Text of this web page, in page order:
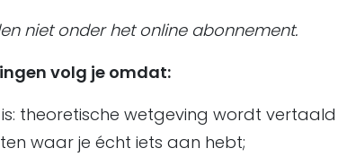
niet onder het online abonnement.
volg je omdat:
theoretische wetgeving wordt vertaald
waar je écht iets aan hebt;